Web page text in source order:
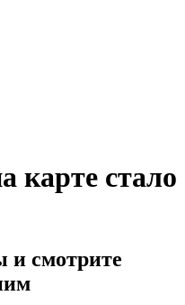
карте стало
и смотрите